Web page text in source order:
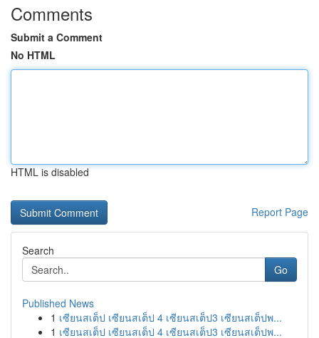
Comments
Submit a Comment
No HTML
HTML is disabled
Report Page
Search
Go
Published News
1 เซียนสเต็ป เซียนสเต็ป 4 เซียนสเต็ป3 เซียนสเต็ปพ...
1 เซียนสเต็ป เซียนสเต็ป 4 เซียนสเต็ป3 เซียนสเต็ปพ...